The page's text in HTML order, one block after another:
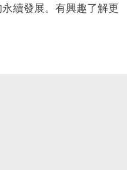
續發展。有興趣了解更